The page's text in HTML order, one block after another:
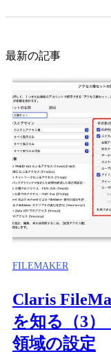
最新の記事
FILEMAKER
Claris
を知る（3
領域の設定